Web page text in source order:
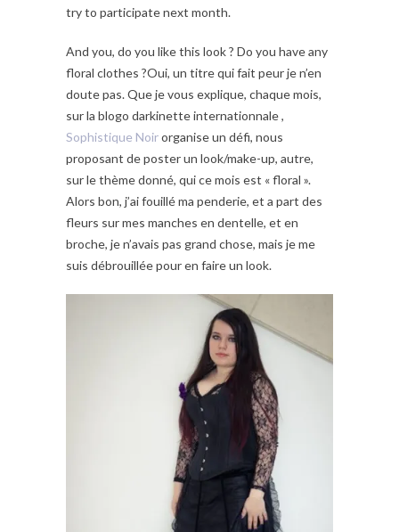
try to participate next month.
And you, do you like this look ? Do you have any
floral clothes ?Oui, un titre qui fait peur je n’en
doute pas. Que je vous explique, chaque mois,
sur la blogo darkinette internationnale ,
Sophistique Noirorganise un défi, nous
proposant de poster un look/make-up, autre,
sur le thème donné, qui ce mois est « floral ».
Alors bon, j’ai fouillé ma penderie, et a part des
fleurs sur mes manches en dentelle, et en
broche, je n’avais pas grand chose, mais je me
suis débrouillée pour en faire un look.